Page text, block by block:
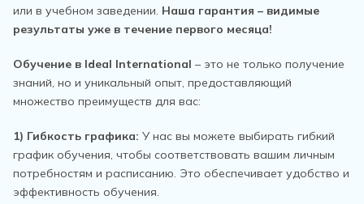
или в учебном заведении. Наша гарантия – видимые
результаты уже в течение первого месяца!
Обучение в Ideal International – это не только получение
знаний, но и уникальный опыт, предоставляющий
множество преимуществ для вас:
1) Гибкость графика: У нас вы можете выбирать гибкий
график обучения, чтобы соответствовать вашим личным
потребностям и расписанию. Это обеспечивает удобство и
эффективность обучения.